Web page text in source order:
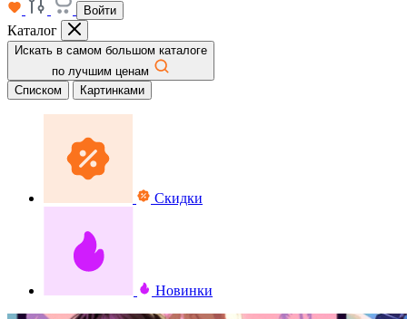
Войти
Каталог
Искать в самом большом каталоге
по лучшим ценам
Списком
Картинками
Скидки
Новинки